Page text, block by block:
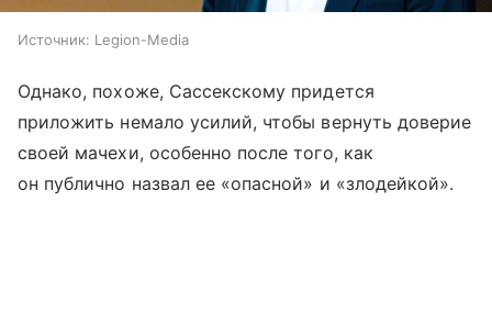
Источник: Legion-Media
Однако, похоже, Сассекскому придется
приложить немало усилий, чтобы вернуть доверие
своей мачехи, особенно после того, как
он публично назвал ее «опасной» и «злодейкой».